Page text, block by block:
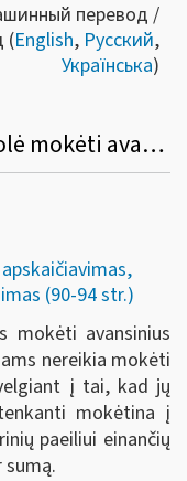
перевод /
(English, Русский,
Українська)
Kada buvo panaikinta prievolė mokėti avansinius PVM mokėjimus?
(90-94 str.)
mokėti avansinius
nereikia mokėti
į tai, kad jų
mokėtina į
paeiliui einančių